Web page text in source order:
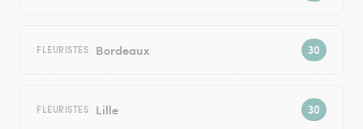
FLEURISTES Bordeaux
FLEURISTES Lille